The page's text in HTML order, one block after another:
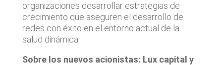
organizaciones desarrollar estrategias de
crecimiento que aseguren el desarrollo de
redes con éxito en el entorno actual de la
salud dinámica.
Sobre los nuevos acionistas: Lux capital y